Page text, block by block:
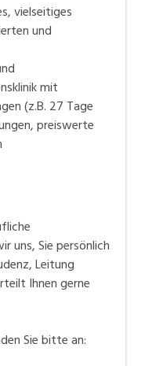
vielseitiges
und
mit
(z.B. 27 Tage
preiswerte
uns, Sie persönlich
Leitung
Ihnen gerne
Sie bitte an: